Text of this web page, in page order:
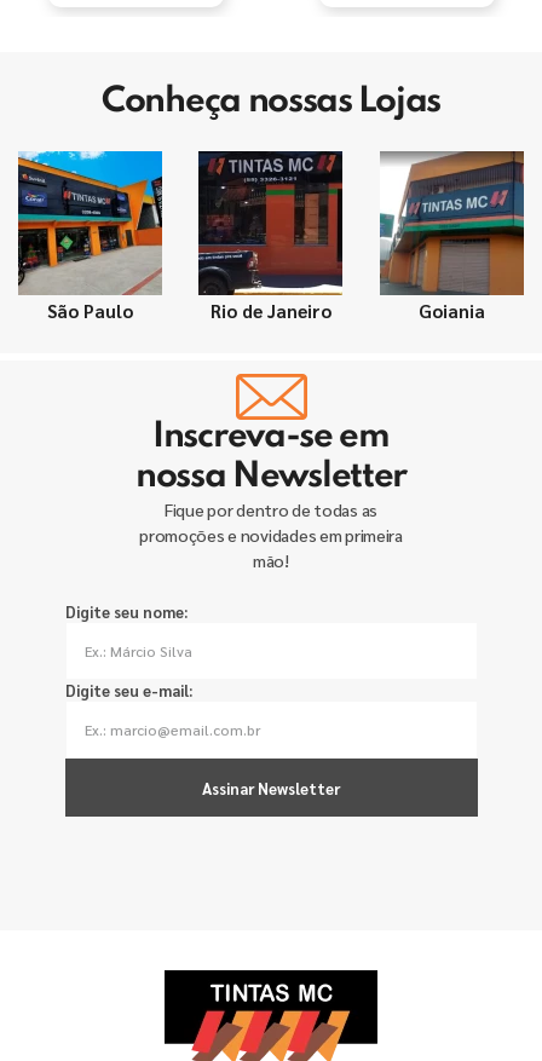
Conheça nossas Lojas
São Paulo Rio de Janeiro Goiania
Inscreva-se em
nossa Newsletter
Fique por dentro de todas as
promoções e novidades em primeira
mão!
Digite seu nome:
Digite seu e-mail:
Assinar Newsletter